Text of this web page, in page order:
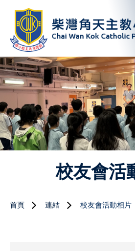
校友會活
首頁 連結 校友會活動相片